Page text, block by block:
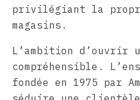
privilégiant la
magasins.
L’ambition d’ouvrir
compréhensible.
fondée en 1975 par